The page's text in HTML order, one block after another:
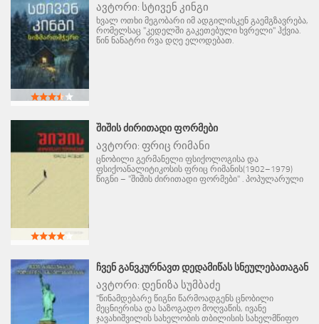
ავტორი: სტივენ კინგი
ხვალ ოთხი მეგობარი იმ ადგილისკენ გაემგზავრება,
რომელსაც "კედელში გაკეთებული ხვრელი" ჰქვია.
წინ ნანატრი რვა დღე ელოდებათ.
ᲨᲘᲨᲘᲡ ᲫᲘᲠᲘᲗᲐᲓᲘ ᲤᲝᲠᲛᲔᲑᲘ
ავტორი: ფრიც რიმანი
ცნობილი გერმანელი ფსიქოლოგისა და
ფსიქოანალიტიკოსის ფრიც რიმანის(1902–1979)
წიგნი – "შიშის ძირითადი ფორმები" . პოპულარული
ᲩᲕᲔᲜ ᲒᲐᲜᲕᲙᲣᲠᲜᲐᲕᲗ ᲓᲔᲓᲐᲛᲘᲬᲐᲡ ᲡᲜᲔᲣᲚᲔᲑᲐᲗᲐᲒᲐᲜ
ავტორი: დენიზა სუმბაძე
"წინამდებარე წიგნი წარმოადგენს ცნობილი
მეცნიერისა და საზოგადო მოღვაწის, ივანე
ჯავახიშვილის სახელობის თბილისის სახელმწიფო